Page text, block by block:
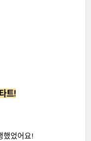
트!
했었어요!